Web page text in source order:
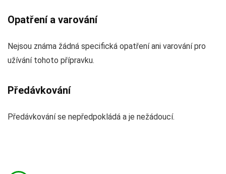
Opatření a varování
Nejsou známa žádná specifická opatření ani varování pro
užívání tohoto přípravku.
Předávkování
Předávkování se nepředpokládá a je nežádoucí.